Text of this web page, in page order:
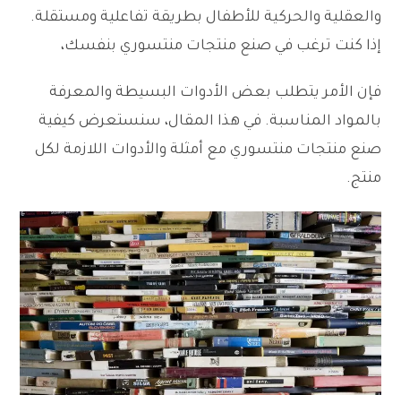
والعقلية والحركية للأطفال بطريقة تفاعلية ومستقلة.
إذا كنت ترغب في صنع منتجات منتسوري بنفسك،
فإن الأمر يتطلب بعض الأدوات البسيطة والمعرفة
بالمواد المناسبة. في هذا المقال، سنستعرض كيفية
صنع منتجات منتسوري مع أمثلة والأدوات اللازمة لكل
منتج.